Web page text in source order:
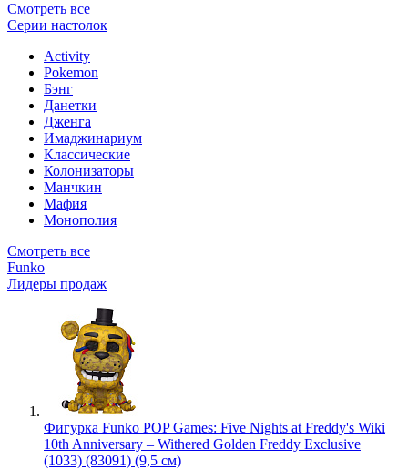
Смотреть все
Серии настолок
Activity
Pokemon
Бэнг
Данетки
Дженга
Имаджинариум
Классические
Колонизаторы
Манчкин
Мафия
Монополия
Смотреть все
Funko
Лидеры продаж
Фигурка Funko POP Games: Five Nights at Freddy's Wiki
10th Anniversary – Withered Golden Freddy Exclusive
(1033) (83091) (9,5 см)